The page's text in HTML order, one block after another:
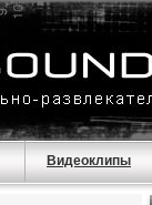
Видеоклипы